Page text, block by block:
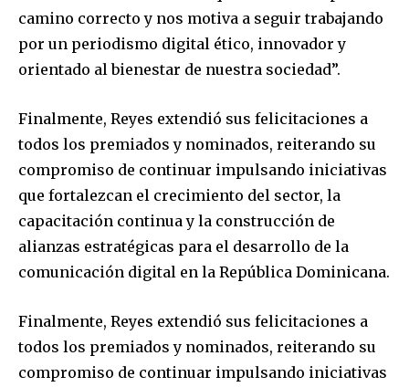
camino correcto y nos motiva a seguir trabajando
por un periodismo digital ético, innovador y
orientado al bienestar de nuestra sociedad”.
Finalmente, Reyes extendió sus felicitaciones a
todos los premiados y nominados, reiterando su
compromiso de continuar impulsando iniciativas
que fortalezcan el crecimiento del sector, la
capacitación continua y la construcción de
alianzas estratégicas para el desarrollo de la
comunicación digital en la República Dominicana.
Finalmente, Reyes extendió sus felicitaciones a
todos los premiados y nominados, reiterando su
compromiso de continuar impulsando iniciativas